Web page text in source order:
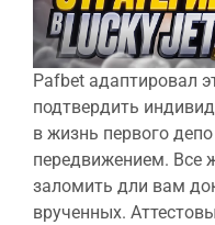
Pafbet адаптировал
подтвердить
в жизнь первого
передвижением. Все
заломить дли вам
врученных.